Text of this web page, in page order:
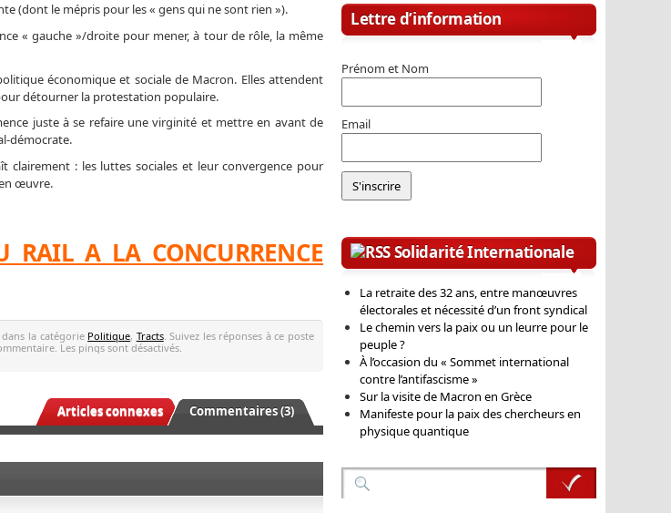
(dont le mépris pour les « gens qui ne sont rien »).
« gauche »/droite pour mener, à tour de rôle, la même
économique et sociale de Macron. Elles attendent
détourner la protestation populaire.
juste à se refaire une virginité et mettre en avant de
démocrate.
clairement : les luttes sociales et leur convergence pour
œuvre.
A LA CONCURRENCE
dans la catégorie Politique, Tracts. Suivez les réponses à ce poste
Les pings sont désactivés.
Commentaires (3)
Articles connexes
Lettre d’information
Prénom et Nom
Email
Solidarité Internationale
La retraite des 32 ans, entre manœuvres
électorales et nécessité d’un front syndical
Le chemin vers la paix ou un leurre pour le
peuple ?
À l’occasion du « Sommet international
contre l’antifascisme »
Sur la visite de Macron en Grèce
Manifeste pour la paix des chercheurs en
physique quantique